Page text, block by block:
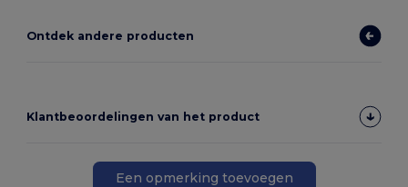
Ontdek andere producten
Klantbeoordelingen van het product
Een opmerking toevoegen